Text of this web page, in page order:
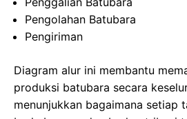
Pengolahan Batubara
Pengiriman
Diagram alur ini membantu
produksi batubara secara
menunjukkan bagaimana setiap